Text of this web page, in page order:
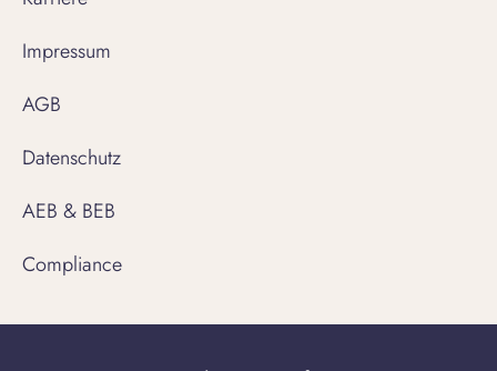
Impressum
AGB
Datenschutz
AEB & BEB
Compliance